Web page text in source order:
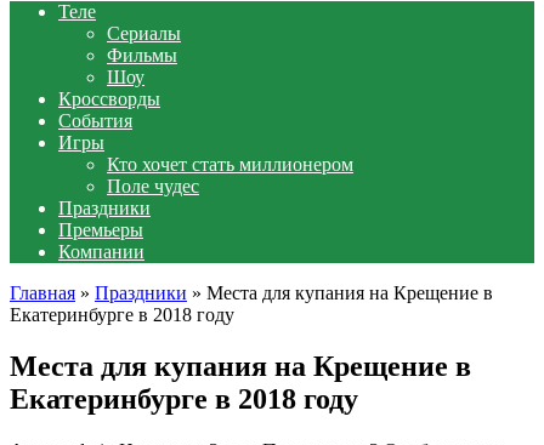
Теле
Сериалы
Фильмы
Шоу
Кроссворды
События
Игры
Кто хочет стать миллионером
Поле чудес
Праздники
Премьеры
Компании
Главная » Праздники » Места для купания на Крещение в
Екатеринбурге в 2018 году
Места для купания на Крещение в
Екатеринбурге в 2018 году